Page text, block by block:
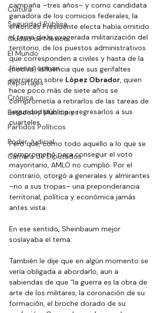
Cultura
Seguridad Pública
Ciudad de México
El Mundo
Jóvenes opinan
Reportajes
Crónica
Estados y Municipios
Partidos Políticos
Poder Judicial
Cámara de Diputados
campaña –tres años– y como candidata
ganadora de los comicios federales, la
entonces Presidente electa había omitido
el tema de la exagerada militarización del
territorio, de los puestos administrativos
que corresponden a civiles y hasta de la
(nociva) influencia que sus gerifaltes
ejercieron sobre López Obrador, quien
hace poco más de siete años se
comprometía a retirarlos de las tareas de
seguridad pública y regresarlos a sus
cuarteles.
Pero que, como todo aquello a lo que se
comprometió para conseguir el voto
mayoritario, AMLO no cumplió. Por el
contrario, otorgó a generales y almirantes
–no a sus tropas– una preponderancia
territorial, política y económica jamás
antes vista.
En ese sentido, Sheinbaum mejor
soslayaba el tema.
También le dije que en algún momento se
vería obligada a abordarlo, aun a
sabiendas de que “la guerra es la obra de
arte de los militares, la coronación de su
formación, el broche dorado de su